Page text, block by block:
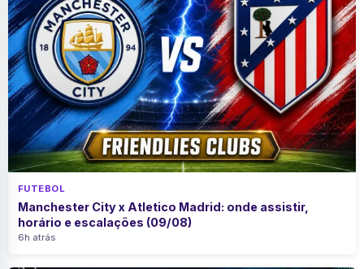
FUTEBOL
Manchester City x Atletico Madrid: onde assistir,
horário e escalações (09/08)
6h atrás